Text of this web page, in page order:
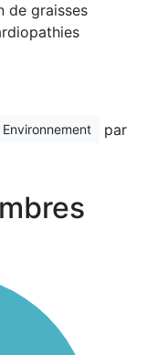
de graisses
par